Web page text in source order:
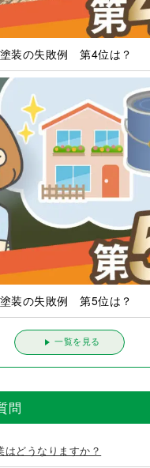
装の失敗例 第4位は？
装の失敗例 第5位は？
一覧を見る
問
はどうなりますか？